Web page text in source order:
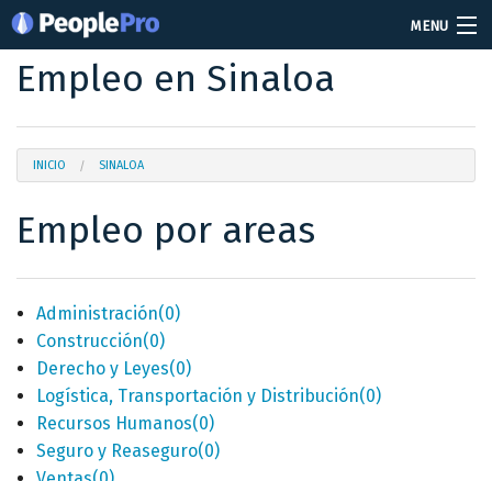
MENU
Soy reclutador
Vacantes
Iniciar sesión
Empleo en Sinaloa
INICIO SINALOA
Empleo por areas
Administración(0)
Construcción(0)
Derecho y Leyes(0)
Logística, Transportación y Distribución(0)
Recursos Humanos(0)
Seguro y Reaseguro(0)